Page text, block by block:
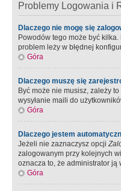
Problemy Logowania i
Dlaczego nie mogę się
Powodów tego może być
problem leży w błędnej
Góra
Dlaczego muszę się
Być może nie musisz, zależy
wysyłanie maili do
Góra
Dlaczego jestem
Jeżeli nie zaznaczysz opcji
zalogowanym przy kolejnych
oznacza to, że administrator ją
Góra